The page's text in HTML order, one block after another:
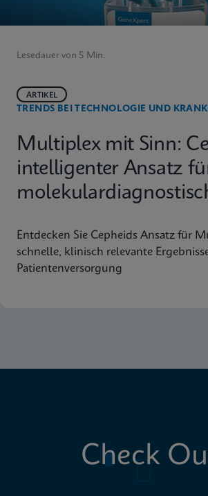
Lesedauer von 5 Min.
TRENDS BEI TECHNOLOGIE UND
ARTIKEL
Multiplex mit Sinn:
intelligenter Ansatz
Entdecken Sie Cepheids Ansatz für
schnelle, klinisch relevante
Patientenversorgung
Check